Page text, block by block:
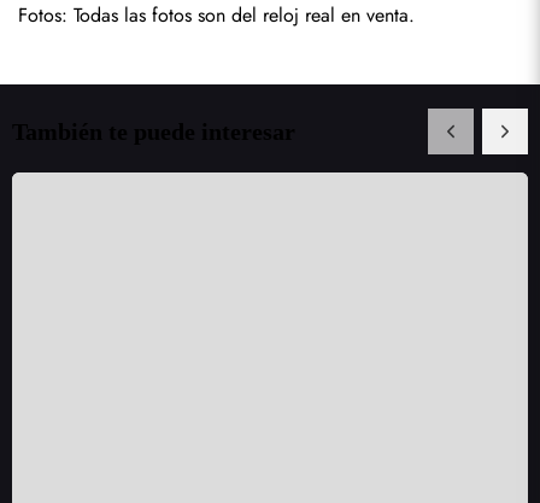
Fotos: Todas las fotos son del reloj real en venta.
También te puede interesar